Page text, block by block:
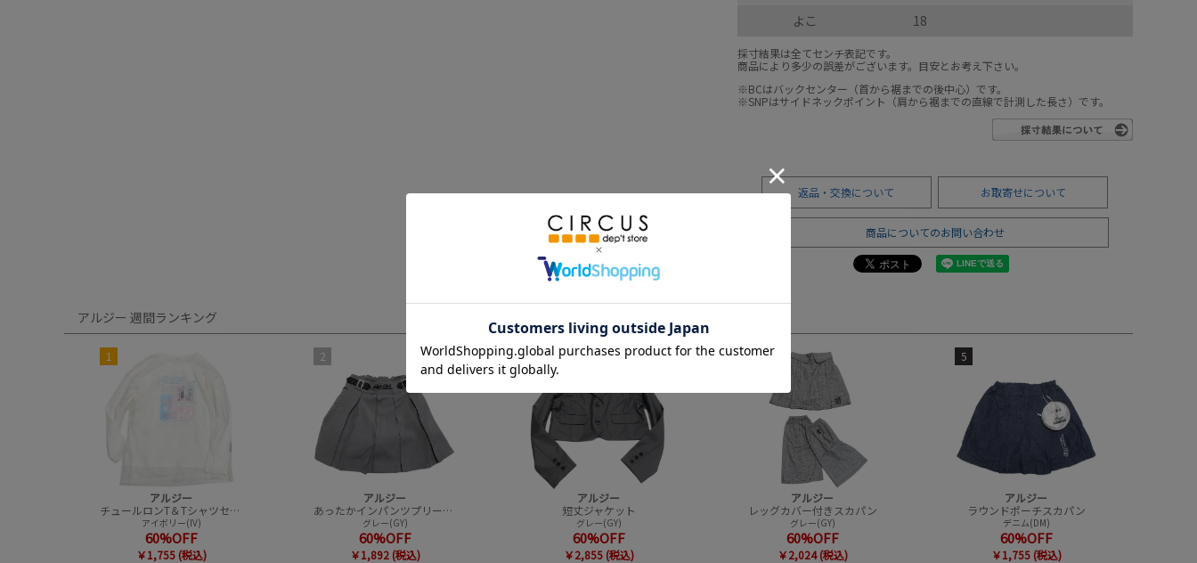
よこ
18
採寸結果は全てセンチ表記です。
商品により多少の誤差がございます。目安とお考え下さい。
※BCはバックセンター（首から裾までの後中心）です。
※SNPはサイドネックポイント（肩から裾までの直線で計測した長さ）です。
返品・交換について お取寄せについて
商品についてのお問い合わせ
アルジー 週間ランキング
1
アルジー
チュールロンT＆Tシャツセット
アイボリー(IV)
60%OFF
￥1,755 (税込)
2
アルジー
あったかインパンツプリーツスカパン
グレー(GY)
60%OFF
￥1,892 (税込)
3
アルジー
短丈ジャケット
グレー(GY)
60%OFF
￥2,855 (税込)
4
アルジー
レッグカバー付きスカパン
グレー(GY)
60%OFF
￥2,024 (税込)
5
アルジー
ラウンドポーチスカパン
デニム(DM)
60%OFF
￥1,755 (税込)